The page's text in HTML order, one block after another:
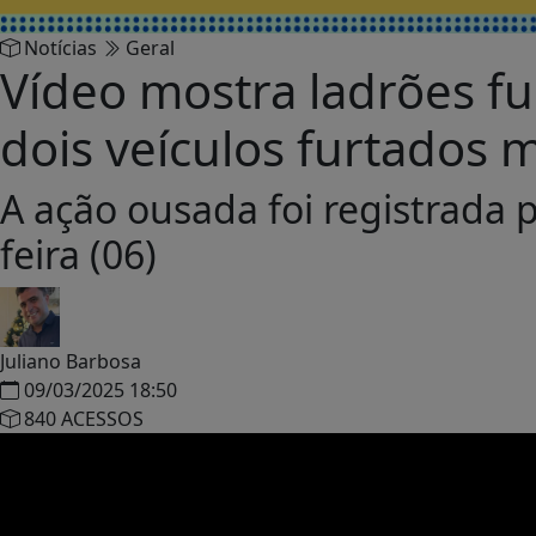
Notícias Geral
Vídeo mostra ladrões
dois veículos furtados
A ação ousada foi registrada
feira (06)
Juliano Barbosa
09/03/2025 18:50
840 ACESSOS